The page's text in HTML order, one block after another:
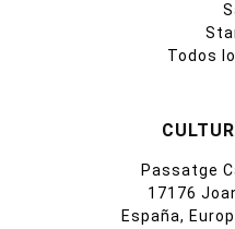
Todos
Passatge
17176
España,